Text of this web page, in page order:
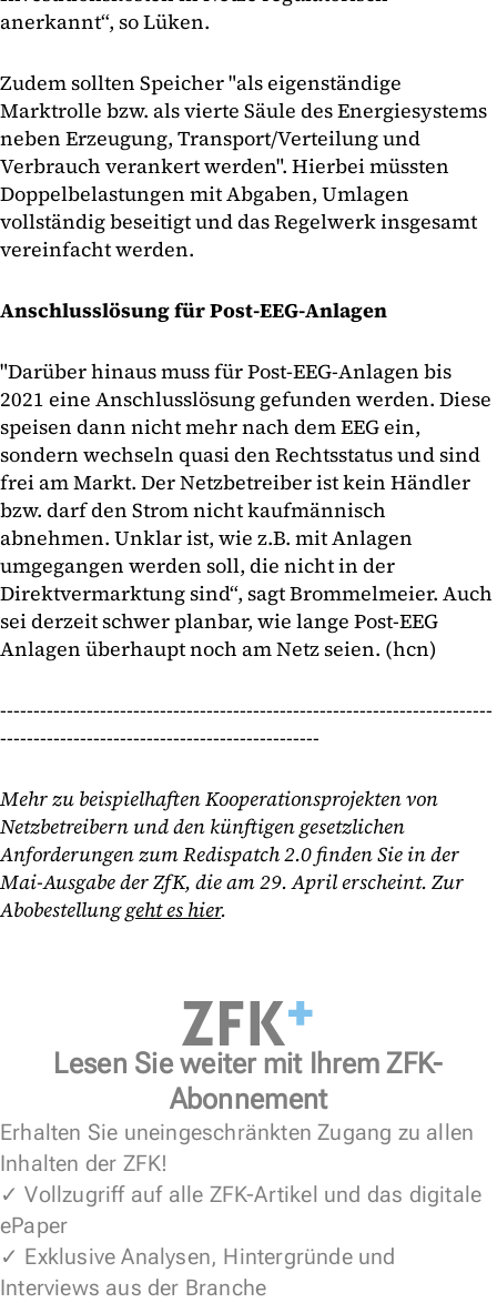
anerkannt“, so Lüken.
Zudem sollten Speicher "als eigenständige
Marktrolle bzw. als vierte Säule des Energiesystems
neben Erzeugung, Transport/Verteilung und
Verbrauch verankert werden". Hierbei müssten
Doppelbelastungen mit Abgaben, Umlagen
vollständig beseitigt und das Regelwerk insgesamt
vereinfacht werden.
Anschlusslösung für Post-EEG-Anlagen
"Darüber hinaus muss für Post-EEG-Anlagen bis
2021 eine Anschlusslösung gefunden werden. Diese
speisen dann nicht mehr nach dem EEG ein,
sondern wechseln quasi den Rechtsstatus und sind
frei am Markt. Der Netzbetreiber ist kein Händler
bzw. darf den Strom nicht kaufmännisch
abnehmen. Unklar ist, wie z.B. mit Anlagen
umgegangen werden soll, die nicht in der
Direktvermarktung sind“, sagt Brommelmeier. Auch
sei derzeit schwer planbar, wie lange Post-EEG
Anlagen überhaupt noch am Netz seien. (hcn)
--------------------------------------------------------------------------
------------------------------------------------
Mehr zu beispielhaften Kooperationsprojekten von
Netzbetreibern und den künftigen gesetzlichen
Anforderungen zum Redispatch 2.0 finden Sie in der
Mai-Ausgabe der ZfK, die am 29. April erscheint. Zur
Abobestellunggeht es hier.
Lesen Sie weiter mit Ihrem ZFK-
Abonnement
Erhalten Sie uneingeschränkten Zugang zu allen
Inhalten der ZFK!
✓ Vollzugriff auf alle ZFK-Artikel und das digitale
ePaper
✓ Exklusive Analysen, Hintergründe und
Interviews aus der Branche